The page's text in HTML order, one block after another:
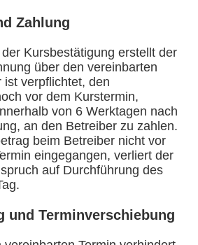
Zahlung
Kursbestätigung erstellt der
über den vereinbarten
ist verpflichtet, den
vor dem Kurstermin,
von 6 Werktagen nach
an den Betreiber zu zahlen.
beim Betreiber nicht vor
eingegangen, verliert der
auf Durchführung des
und Terminverschiebung